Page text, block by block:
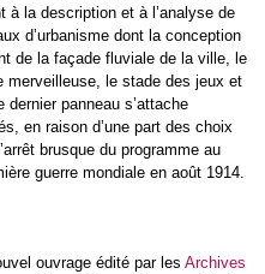
à la description et à l’analyse de
d’urbanisme dont la conception
de la façade fluviale de la ville, le
merveilleuse, le stade des jeux et
panneau s’attache
en raison d’une part des choix
brusque du programme au
guerre mondiale en août 1914.
ouvrage édité par les Archives